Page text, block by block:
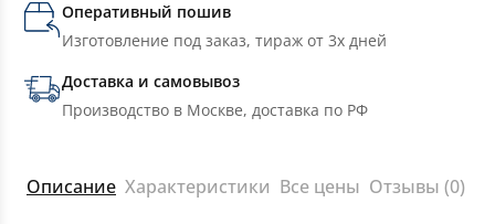
Оперативный пошив
Изготовление под заказ, тираж от 3х дней
Доставка и самовывоз
Производство в Москве, доставка по РФ
Описание Характеристики Все цены Отзывы (0)